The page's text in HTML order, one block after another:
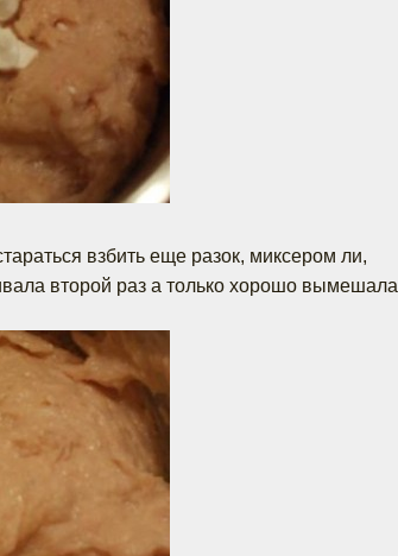
взбить еще разок, миксером ли,
второй раз а только хорошо вымешала